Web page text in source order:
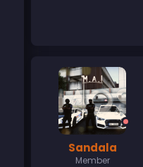
Sandala
Member